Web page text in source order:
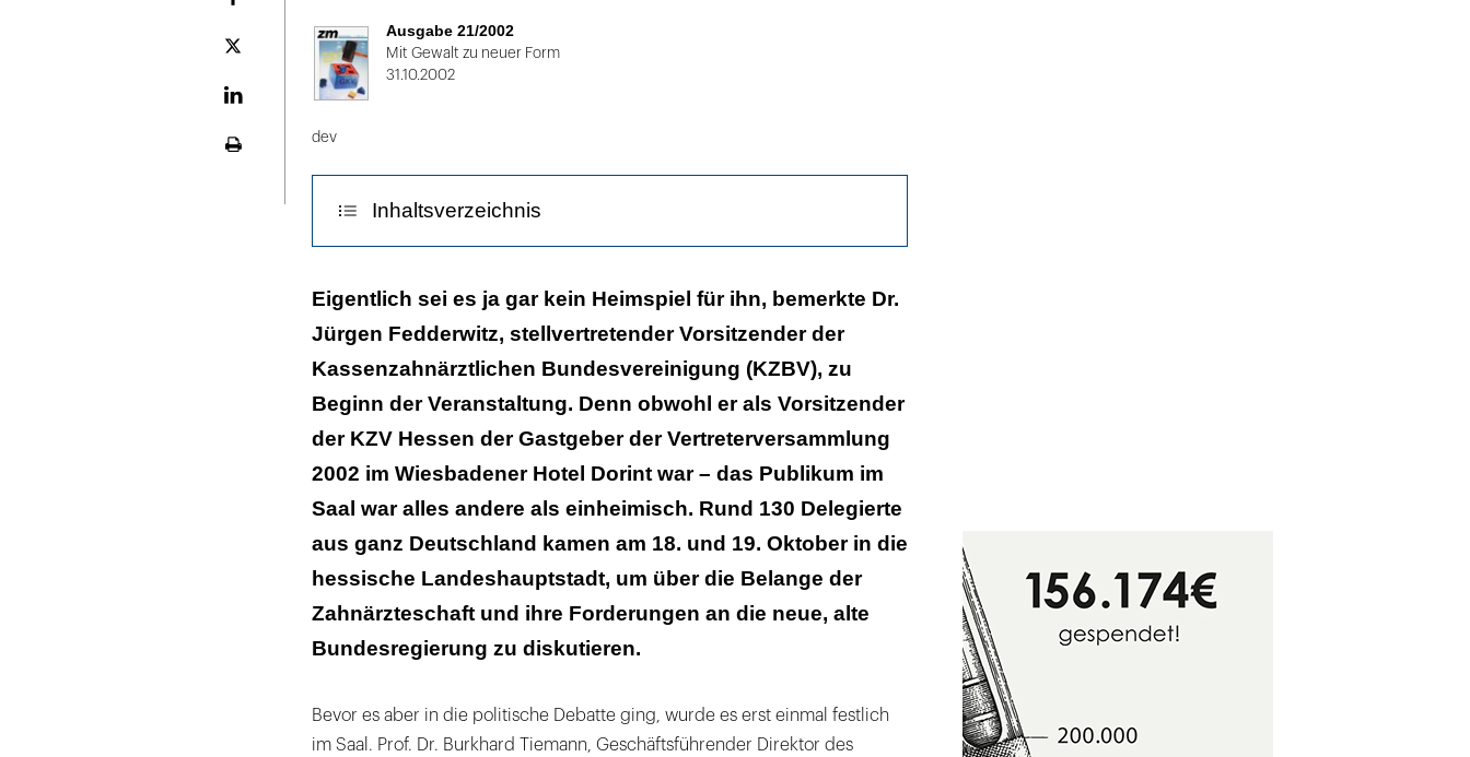
Plattform
Ausgabe 21/2002
Mit Gewalt zu neuer Form
31.10.2002
dev
Inhaltsverzeichnis
Nein zur Patientenquittung
Enttäuschende Koalition
Auch SPD sieht den Bedarf
Erfolgreiche PR-Arbeit
Eigentlich sei es ja gar kein Heimspiel für ihn, bemerkte Dr.
Jürgen Fedderwitz, stellvertretender Vorsitzender der
Kassenzahnärztlichen Bundesvereinigung (KZBV), zu
Beginn der Veranstaltung. Denn obwohl er als Vorsitzender
der KZV Hessen der Gastgeber der Vertreterversammlung
2002 im Wiesbadener Hotel Dorint war – das Publikum im
Saal war alles andere als einheimisch. Rund 130 Delegierte
aus ganz Deutschland kamen am 18. und 19. Oktober in die
hessische Landeshauptstadt, um über die Belange der
Zahnärzteschaft und ihre Forderungen an die neue, alte
Bundesregierung zu diskutieren.
Bevor es aber in die politische Debatte ging, wurde es erst einmal festlich
im Saal. Prof. Dr. Burkhard Tiemann, Geschäftsführender Direktor des